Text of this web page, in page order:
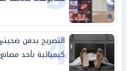
4
التصريح بدفن
كيميائية بأحد